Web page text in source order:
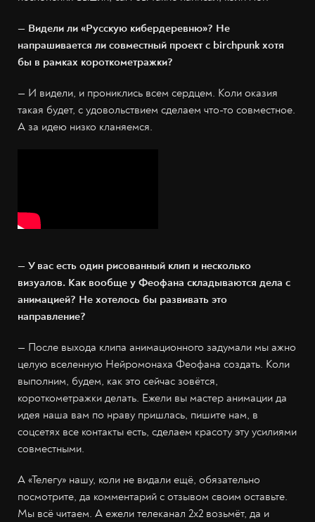
— Видели ли «Русскую кибердеревню»? Не
напрашивается ли совместный проект с birchpunk хотя
бы в рамках короткометражки?
— И видели, и прониклись всем сердцем. Коли оказия
такая будет, с удовольствием сделаем что-то совместное.
А за идею низко кланяемся.
— У вас есть один рисованный клип и несколько
визуалов. Как вообще у Феофана складываются дела с
анимацией? Не хотелось бы развивать это
направление?
— После выхода клипа анимационного задумали мы ажно
целую вселенную Нейромонаха Феофана создать. Коли
выполним, будем, как это сейчас зовётся,
короткометражки делать. Ежели вы мастер анимации да
идея наша вам по нраву пришлась, пишите нам, в
соцсетях все контакты есть, сделаем красоту эту усилиями
совместными.
А «Телегу» нашу, коли не видали ещё, обязательно
посмотрите, да комментарий с отзывом своим оставьте.
Мы всё читаем. А ежели телеканал 2x2 возьмёт, да и